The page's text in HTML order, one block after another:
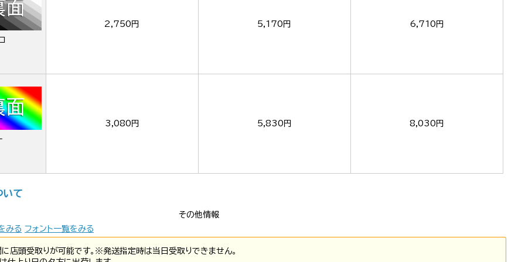
2,750円 5,170円 6,710円
3,080円 5,830円 8,030円
いて
その他情報
みる フォント一覧をみる
店頭受取りが可能です。※発送指定時は当日受取りできません。